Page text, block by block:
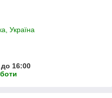
Україна
16:00